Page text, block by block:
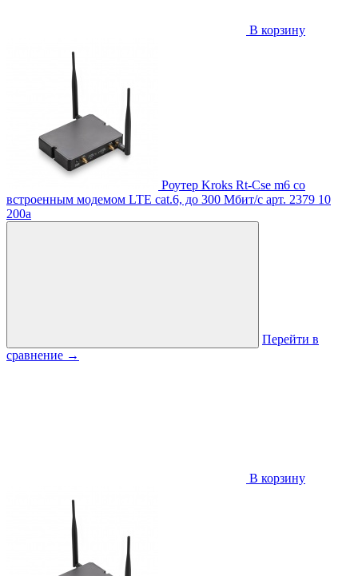
В корзину
Роутер Kroks Rt-Cse m6 со
встроенным модемом LTE cat.6, до 300 Мбит/c арт. 2379 10
200a
Перейти в
сравнение →
В корзину